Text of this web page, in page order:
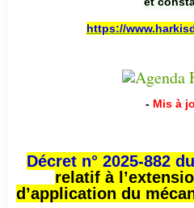
https://
- Mis à
Décret n° 2025-882
relatif à
d’application du